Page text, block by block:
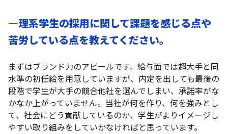
―理系学生の採用に関して課題を感じる点や
苦労している点を教えてください。
まずはブランド力のアピールです。給与面では超大手と同
水準の初任給を用意していますが、内定を出しても最後の
段階で学生が大手の競合他社を選んでしまい、承諾率がな
かなか上がっていません。当社が何を作り、何を強みとし
て、社会にどう貢献しているのか、学生がよりイメージし
やすい取り組みをしていかなければと思っています。